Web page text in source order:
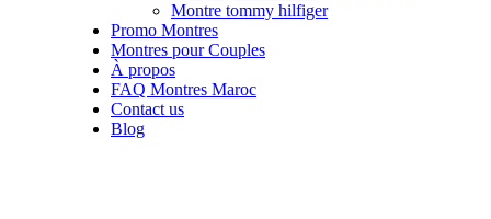
Montre tommy hilfiger
Promo Montres
Montres pour Couples
À propos
FAQ Montres Maroc
Contact us
Blog